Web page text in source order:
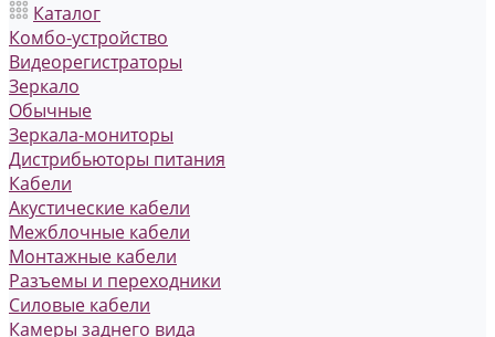
Каталог
Комбо-устройство
Видеорегистраторы
Зеркало
Обычные
Зеркала-мониторы
Дистрибьюторы питания
Кабели
Акустические кабели
Межблочные кабели
Монтажные кабели
Разъемы и переходники
Силовые кабели
Камеры заднего вида